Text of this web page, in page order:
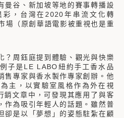
曼谷、新加坡等地的賽事轉播設
，台灣在2020年串流文化轉
場（原創華語電影被重視也是重
？周鈺庭提到體驗、觀光與快樂
子是LE LABO紐約手工香水品
售專家與香水製作專家創辦。他
主，以實驗室風格作為外在視
文章中，可發現其應用了與客
作為吸引年輕人的話題。雖然普
卻是以「夢想」的姿態駐紮在顧